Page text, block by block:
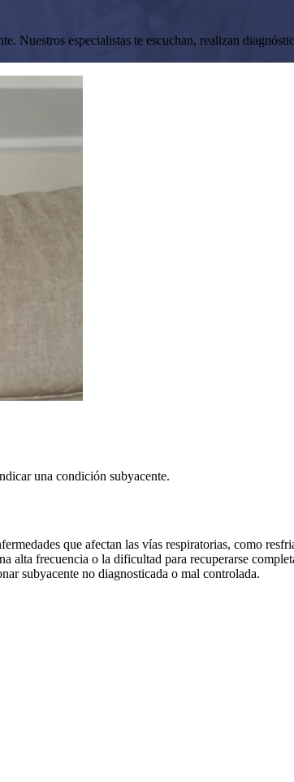
Nuestros especialistas te escuchan, realizan
una condición subyacente.
que afectan las vías respiratorias, como
alta frecuencia o la dificultad para recuperarse
subyacente no diagnosticada o mal controlada.